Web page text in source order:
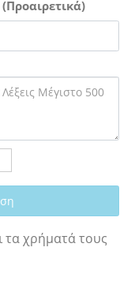
τα χρήματά τους